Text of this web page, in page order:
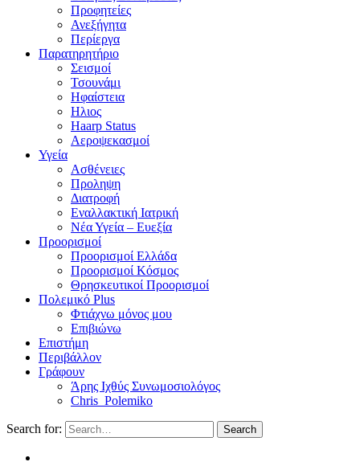
Προφητείες
Ανεξήγητα
Περίεργα
Παρατηρητήριο
Σεισμοί
Τσουνάμι
Ηφαίστεια
Ηλιος
Haarp Status
Αεροψεκασμοί
Υγεία
Ασθένειες
Προληψη
Διατροφή
Εναλλακτική Ιατρική
Νέα Υγεία – Ευεξία
Προορισμοί
Προορισμοί Ελλάδα
Προορισμοί Κόσμος
Θρησκευτικοί Προορισμοί
Πολεμικό Plus
Φτιάχνω μόνος μου
Επιβιώνω
Επιστήμη
Περιβάλλον
Γράφουν
Άρης Ιχθύς Συνωμοσιολόγος
Chris_Polemiko
Search for: Search